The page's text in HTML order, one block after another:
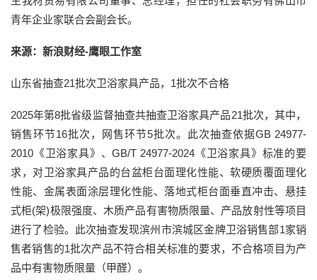
青年企业家联合会副会长。
来源：新浪财经-鹰眼工作室
山东省抽查21批次卫浴家具产品，1批次不合格
2025年第8批省级监督抽查共抽查卫浴家具产品21批次，其中，
销售环节16批次，网售环节5批次。此次抽查依据GB 24977-
2010《卫浴家具》、GB/T 24977-2024《卫浴家具》标准的要
求，对卫浴家具产品的台盆柜台面理化性能、软硬质覆面理化
性能、金属表面涂层理化性能、落地式柜台面垂直冲击、悬挂
式柜(架)极限强度、木质产品有害物质限量、产品放射性等项目
进行了检验。此次抽查发现滨州市滨城区金牌卫浴销售部1家销
售者销售的1批次产品不符合相关标准的要求，不合格项目为产
品中有害物质限量（甲醛）。